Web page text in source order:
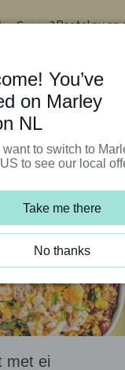
Spoon?Bestel nu en
met ei
You’ve
on Marley
NL
want to switch to
to see our local
Take me there
No thanks